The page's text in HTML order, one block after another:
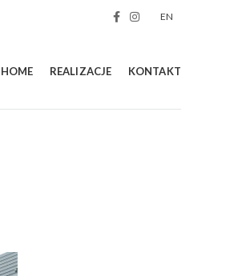
EN
HOME REALIZACJE KONTAKT